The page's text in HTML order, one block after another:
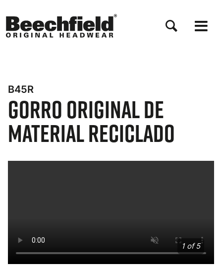
contenido
B45R
Gorro Original de
Material Reciclado
1 of 5